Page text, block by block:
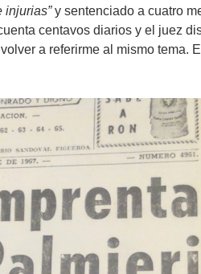
injurias”y sentenciado a cuatro
centavos diarios y el juez
a referirme al mismo tema. El